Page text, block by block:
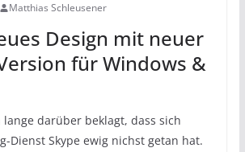
Matthias Schleusener
Design mit neuer
für Windows &
darüber beklagt, dass sich
Dienst Skype ewig nichst getan hat.